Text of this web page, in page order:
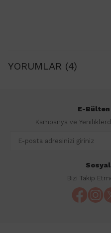
YORUMLAR (4)
E-
Kampanya ve
Bizi Takip